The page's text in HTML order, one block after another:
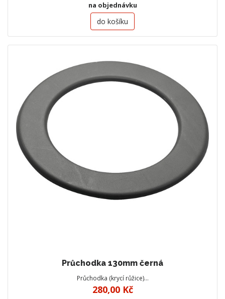
na objednávku
do košíku
Průchodka 130mm černá
Průchodka (krycí růžice)…
280,00 Kč